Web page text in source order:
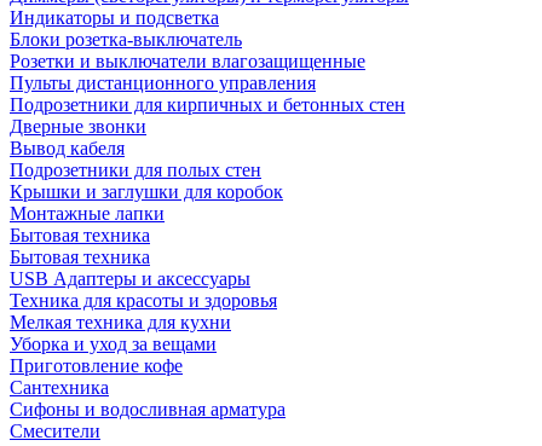
Индикаторы и подсветка
Блоки розетка-выключатель
Розетки и выключатели влагозащищенные
Пульты дистанционного управления
Подрозетники для кирпичных и бетонных стен
Дверные звонки
Вывод кабеля
Подрозетники для полых стен
Крышки и заглушки для коробок
Монтажные лапки
Бытовая техника
Бытовая техника
USB Адаптеры и аксессуары
Техника для красоты и здоровья
Мелкая техника для кухни
Уборка и уход за вещами
Приготовление кофе
Сантехника
Сифоны и водосливная арматура
Смесители